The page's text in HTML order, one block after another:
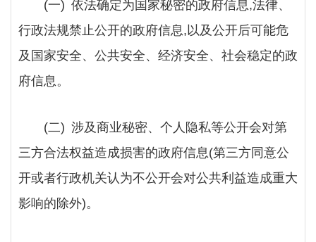
(一) 依法确定为国家秘密的政府信息,法律、
行政法规禁止公开的政府信息,以及公开后可能危
及国家安全、公共安全、经济安全、社会稳定的政
府信息。
(二) 涉及商业秘密、个人隐私等公开会对第
三方合法权益造成损害的政府信息(第三方同意公
开或者行政机关认为不公开会对公共利益造成重大
影响的除外)。